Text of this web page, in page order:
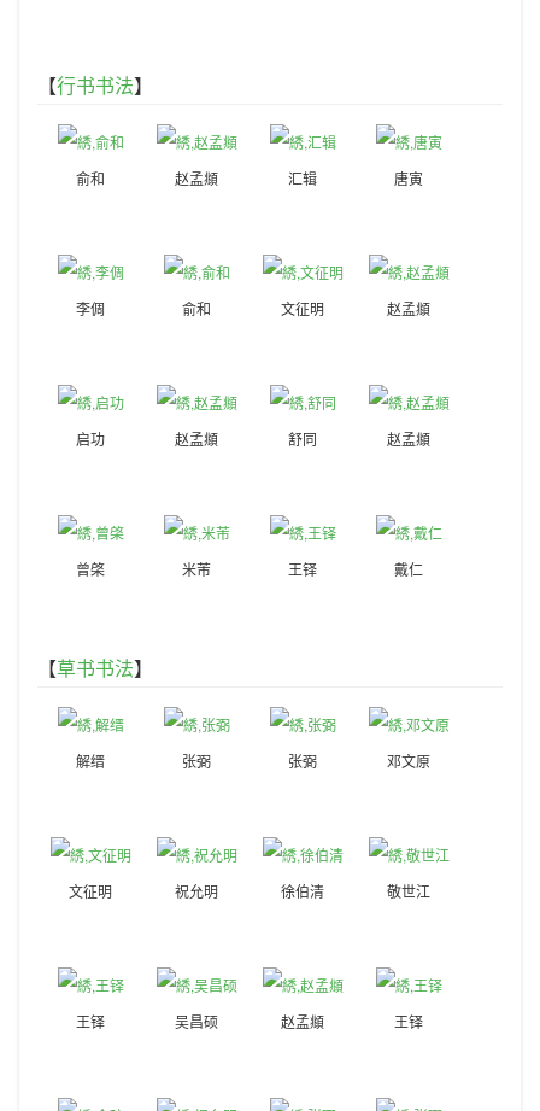
【行书书法】
俞和 赵孟頫 汇辑 唐寅
李倜 俞和 文征明 赵孟頫
启功 赵孟頫 舒同 赵孟頫
曾棨 米芾 王铎 戴仁
【草书书法】
解缙 张弼 张弼 邓文原
文征明 祝允明 徐伯清 敬世江
王铎 吴昌硕 赵孟頫 王铎